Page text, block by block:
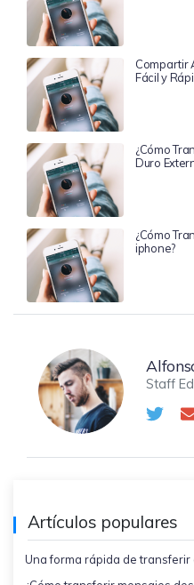
Compartir
Fácil y
¿Cómo
Duro
¿Cómo
iphone?
Staff
Artículos populares
Una forma rápida de transferir